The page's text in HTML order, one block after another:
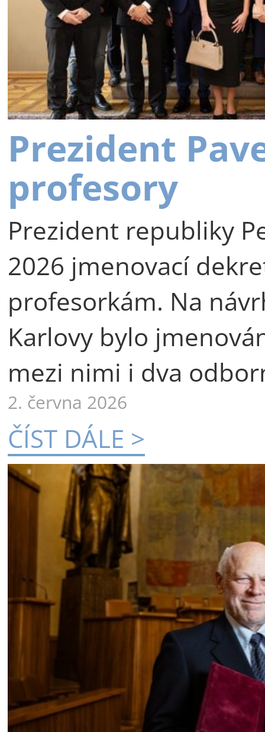
Prezident
profesory
Prezident republiky
2026 jmenovací
profesorkám. Na
Karlovy bylo
mezi nimi i dva
2. června 2026
ČÍST DÁLE >